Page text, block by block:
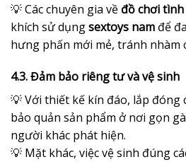
💡 Các chuyên gia vềđồ chơi tình
khích sử dụngsextoys nam để
hưng phấn mới mẻ, tránh nhàm
4.3. Đảm bảo riêng tư và vệ sinh
💡 Với thiết kế kín đáo, lắp đóng
bảo quản sản phẩm ở nơi gọn
người khác phát hiện.
💡 Mặt khác, việc vệ sinh đúng